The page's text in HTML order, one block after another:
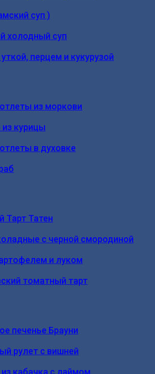
суп )
холодный суп
перцем и кукурузой
из моркови
курицы
в духовке
Тарт Татен
с черной смородиной
и луком
томатный тарт
печенье Брауни
рулет с вишней
кабачка с лаймом